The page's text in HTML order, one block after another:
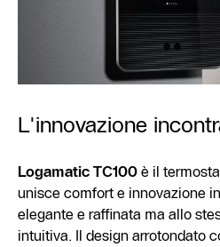
L'innovazione
Logamatic TC100 è il
unisce comfort e innovazione
elegante e raffinata ma allo
intuitiva. Il design arrotondato